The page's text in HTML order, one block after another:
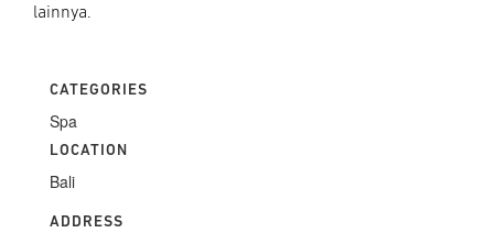
CATEGORIES
Spa
LOCATION
Bali
ADDRESS
lainnya.